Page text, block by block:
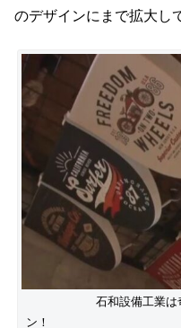
のデザインにまで拡大し
石和設備工業は
ン！